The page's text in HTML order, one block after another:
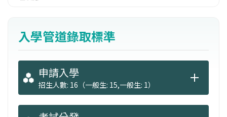
入學管道錄取標準
申請入學
招生人數: 16（一般生: 15,一般生: 1）